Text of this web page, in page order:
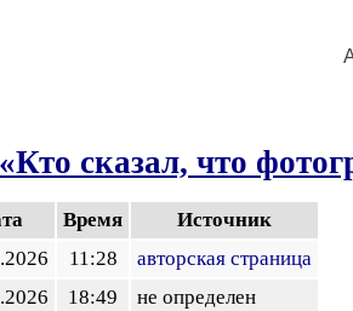
«Кто сказал, что
Время
Источник
11:28
авторская страница
18:49
не определен